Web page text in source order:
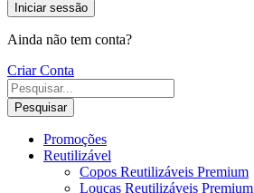
Iniciar sessão
Ainda não tem conta?
Criar Conta
Pesquisar
Promoções
Reutilizável
Copos Reutilizáveis Premium
Louças Reutilizáveis Premium